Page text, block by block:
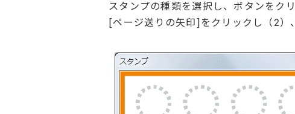
スタンプの種類を選択し、ボタンをク
[ページ送りの矢印]をクリックし（2）